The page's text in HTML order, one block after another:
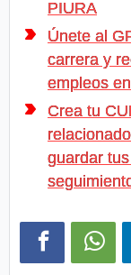
PIURA
Únete al
carrera y
empleos
Crea tu
guardar